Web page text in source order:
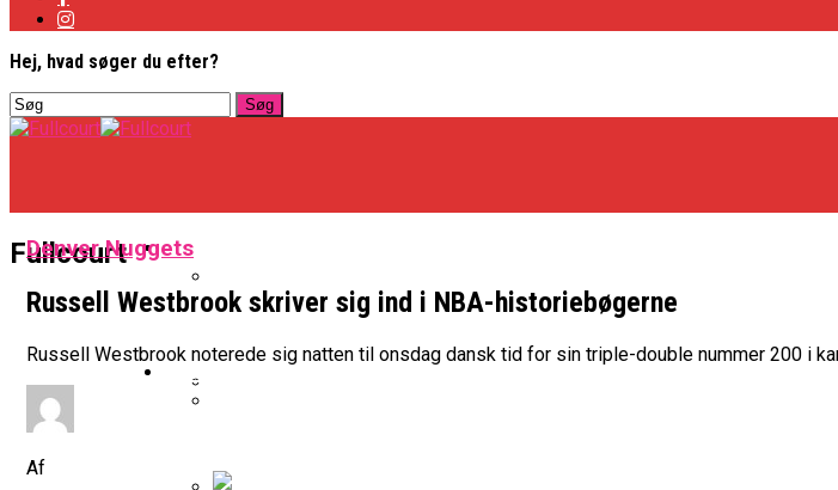
Hej, hvad søger du efter?
Fullcourt Basketligaen
Officielt: Vejen Gafler Dansker Hos Rabbits
NBA
Denver Nuggets
Russell Westbrook skriver sig ind i NBA-historiebøgerne
Russell Westbrook noterede sig natten til onsdag dansk tid for sin triple-double nummer 200 i
Af